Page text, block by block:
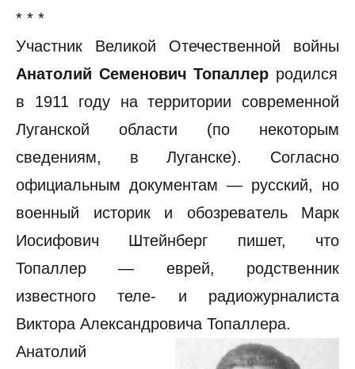
* * *
Участник Великой Отечественной войны
Анатолий Семенович Топаллер родился
в 1911 году на территории современной
Луганской области (по некоторым
сведениям, в Луганске). Согласно
официальным документам — русский, но
военный историк и обозреватель Марк
Иосифович Штейнберг пишет, что
Топаллер — еврей, родственник
известного теле- и радиожурналиста
Виктора Александровича Топаллера.
Анатолий